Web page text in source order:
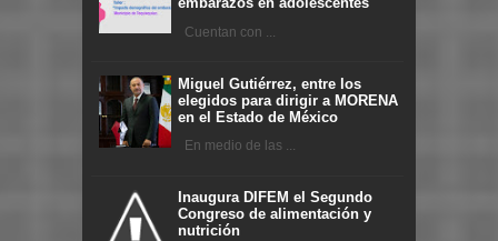
Cuentan con ...
Miguel Gutiérrez, entre los
elegidos para dirigir a MORENA
en el Estado de México
En medio de las ...
Inaugura DIFEM el Segundo
Congreso de alimentación y
nutrición